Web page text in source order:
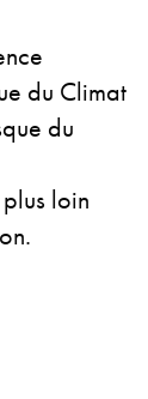
du Climat
du
loin